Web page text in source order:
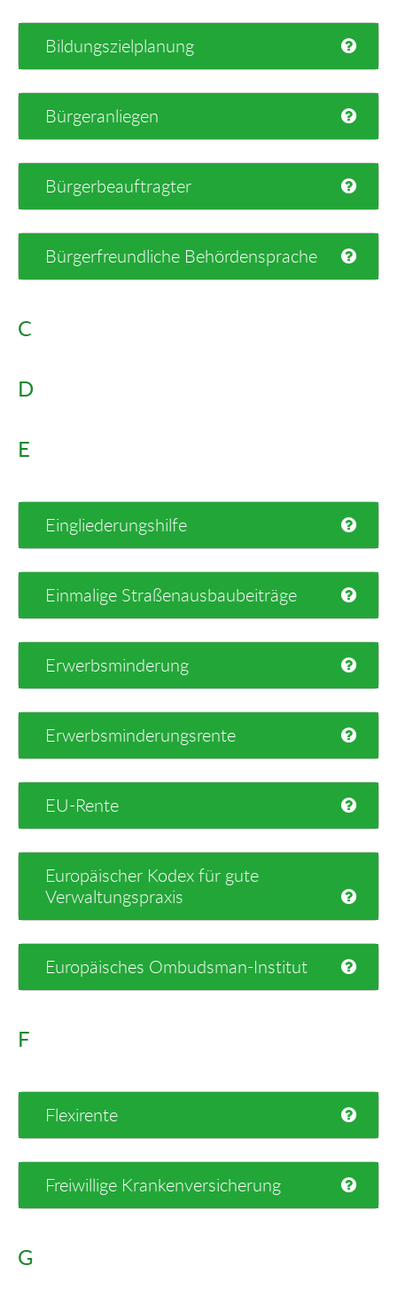
Bildungszielplanung
Bürgeranliegen
Bürgerbeauftragter
Bürgerfreundliche Behördensprache
C
D
E
Eingliederungshilfe
Einmalige Straßenausbaubeiträge
Erwerbsminderung
Erwerbsminderungsrente
EU-Rente
Europäischer Kodex für gute
Verwaltungspraxis
Europäisches Ombudsman-Institut
F
Flexirente
Freiwillige Krankenversicherung
G